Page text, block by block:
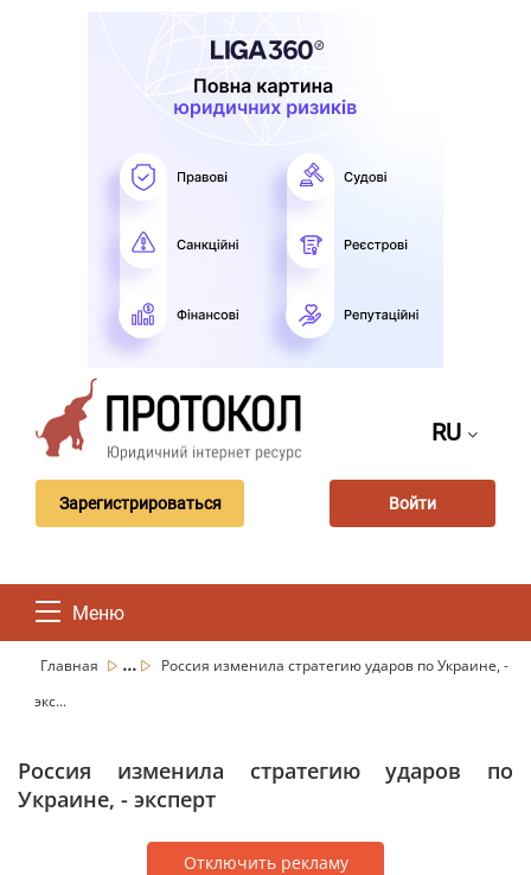
RU
Зарегистрироваться Войти
Меню
Главная ...
Россия изменила стратегию ударов по Украине, -
экс...
Россия изменила стратегию ударов по
Украине, - эксперт
Отключить рекламу